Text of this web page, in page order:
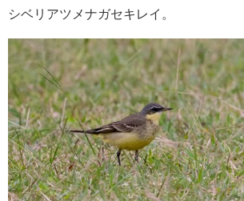
シベリアツメナガセキレイ。